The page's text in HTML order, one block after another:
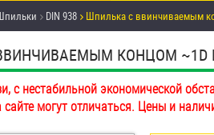
скидкой
крепёж,
DIN 938 Шпилька c ввинчиваемым
КОНЦОМ ~1D
с нестабильной экономической
могут отличаться. Цены и